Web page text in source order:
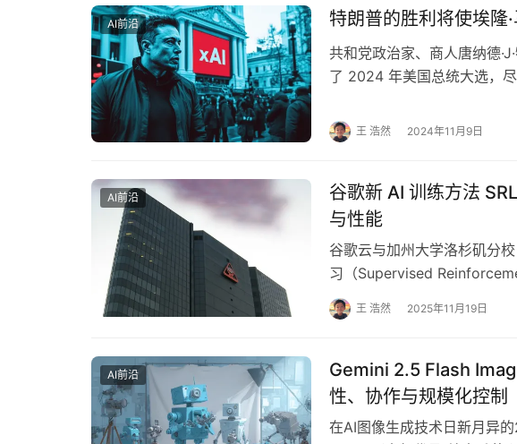
AI前沿 特朗普的胜利将使埃隆
共和党政治家、商人唐纳德
了 2024 年美国总统大选，
王 浩然 2024年11月9日
AI前沿
谷歌新 AI 训练方法
与性能
谷歌云与加州大学洛杉矶分
习（Supervised
王 浩然 2025年11月19日
AI前沿
Gemini 2.5 Flash
性、协作与规模化控制‌
在AI图像生成技术日新月异